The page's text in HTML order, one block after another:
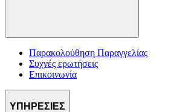
Παρακολούθηση Παραγγελίας
Συχνές ερωτήσεις
Επικοινωνία
ΥΠΗΡΕΣΙΕΣ